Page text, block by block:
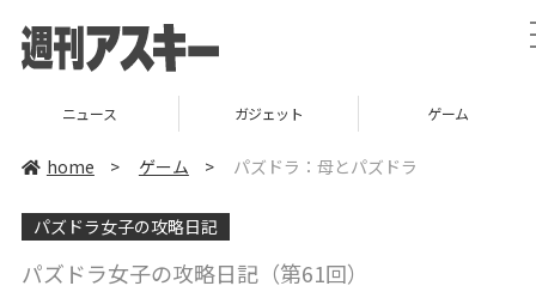
ニュース ガジェット ゲーム
home > ゲーム > パズドラ：母とパズドラ
パズドラ女子の攻略日記
パズドラ女子の攻略日記（第61回）